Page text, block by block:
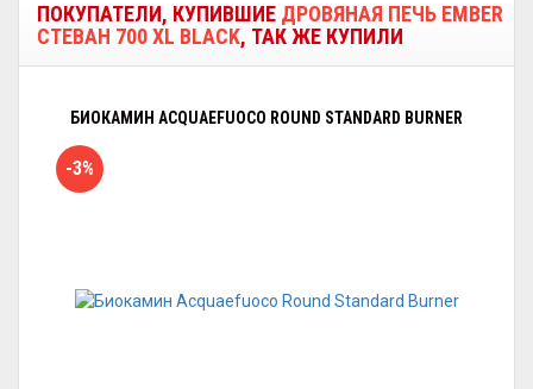
ПОКУПАТЕЛИ, КУПИВШИЕ ДРОВЯНАЯ ПЕЧЬ EMBER
СТЕВАН 700 XL BLACK, ТАК ЖЕ КУПИЛИ
БИОКАМИН ACQUAEFUOCO ROUND STANDARD BURNER
-3%